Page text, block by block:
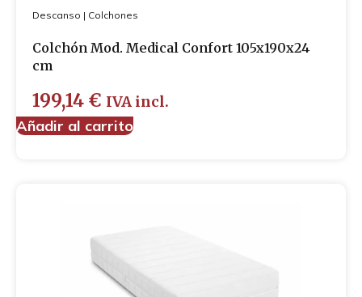
Descanso | Colchones
Colchón Mod. Medical Confort 105x190x24
cm
199,14 € IVA incl.
Añadir al carrito